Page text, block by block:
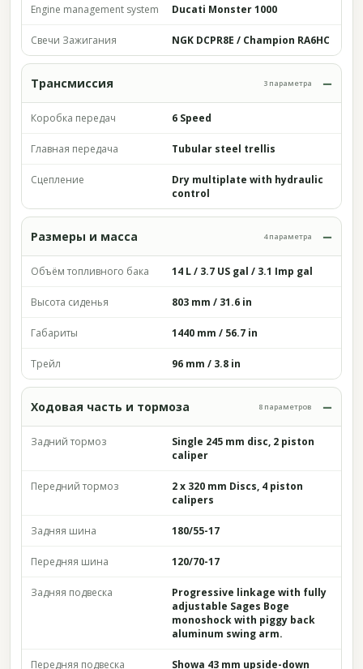
Engine management system Ducati Monster 1000
Свечи Зажигания NGK DCPR8E / Champion RA6HC
Трансмиссия 3 параметра
Коробка передач 6 Speed
Главная передача Tubular steel trellis
Сцепление
Dry multiplate with hydraulic
control
Размеры и масса 4 параметра
Объём топливного бака 14 L / 3.7 US gal / 3.1 Imp gal
Высота сиденья 803 mm / 31.6 in
Габариты 1440 mm / 56.7 in
Трейл 96 mm / 3.8 in
Ходовая часть и тормоза 8 параметров
Задний тормоз
Single 245 mm disc, 2 piston
caliper
Передний тормоз
2 x 320 mm Discs, 4 piston
calipers
Задняя шина 180/55-17
Передняя шина 120/70-17
Задняя подвеска
Progressive linkage with fully
adjustable Sages Boge
monoshock with piggy back
aluminum swing arm.
Передняя подвеска Showa 43 mm upside-down